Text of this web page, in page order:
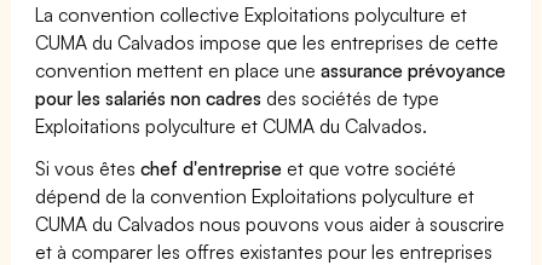
La convention collective Exploitations polyculture et
CUMA du Calvados impose que les entreprises de cette
convention mettent en place uneassurance prévoyance
pour les salariés non cadres des sociétés de type
Exploitations polyculture et CUMA du Calvados.
Si vous êteschef d'entreprise et que votre société
dépend de la convention Exploitations polyculture et
CUMA du Calvados nous pouvons vous aider à souscrire
et à comparer les offres existantes pour les entreprises